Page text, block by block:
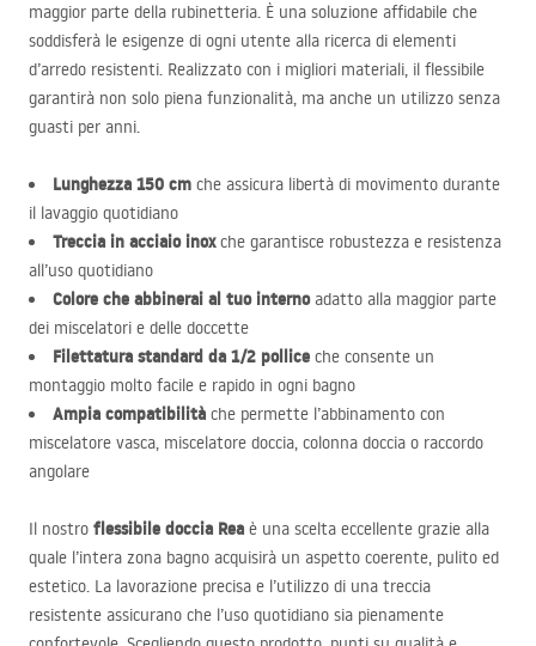
maggior parte della rubinetteria. È una soluzione affidabile che
soddisferà le esigenze di ogni utente alla ricerca di elementi
d’arredo resistenti. Realizzato con i migliori materiali, il flessibile
garantirà non solo piena funzionalità, ma anche un utilizzo senza
guasti per anni.
Lunghezza 150 cm che assicura libertà di movimento durante
il lavaggio quotidiano
Treccia in acciaio inoxche garantisce robustezza e resistenza
all’uso quotidiano
Colore che abbinerai al tuo internoadatto alla maggior parte
dei miscelatori e delle doccette
Filettatura standard da 1/2 pollice che consente un
montaggio molto facile e rapido in ogni bagno
Ampia compatibilità che permette l’abbinamento con
miscelatore vasca, miscelatore doccia, colonna doccia o raccordo
angolare
Il nostro flessibile doccia Rea è una scelta eccellente grazie alla
quale l’intera zona bagno acquisirà un aspetto coerente, pulito ed
estetico. La lavorazione precisa e l’utilizzo di una treccia
resistente assicurano che l’uso quotidiano sia pienamente